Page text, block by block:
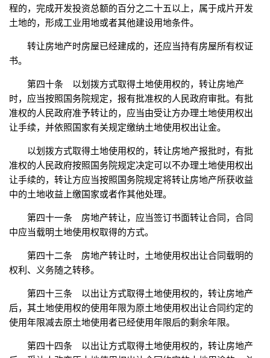
程的，完成开发投资总额的百分之二十五以上，属于成片开发
土地的，形成工业用地或者其他建设用地条件。
转让房地产时房屋已经建成的，还应当持有房屋所有权证
书。
第四十条 以划拨方式取得土地使用权的，转让房地产
时，应当按照国务院规定，报有批准权的人民政府审批。有批
准权的人民政府准予转让的，应当由受让方办理土地使用权出
让手续，并依照国家有关规定缴纳土地使用权出让金。
以划拨方式取得土地使用权的，转让房地产报批时，有批
准权的人民政府按照国务院规定决定可以不办理土地使用权出
让手续的，转让方应当按照国务院规定将转让房地产所获收益
中的土地收益上缴国家或者作其他处理。
第四十一条 房地产转让，应当签订书面转让合同，合同
中应当载明土地使用权取得的方式。
第四十二条 房地产转让时，土地使用权出让合同载明的
权利、义务随之转移。
第四十三条 以出让方式取得土地使用权的，转让房地产
后，其土地使用权的使用年限为原土地使用权出让合同约定的
使用年限减去原土地使用者已经使用年限后的剩余年限。
第四十四条 以出让方式取得土地使用权的，转让房地产